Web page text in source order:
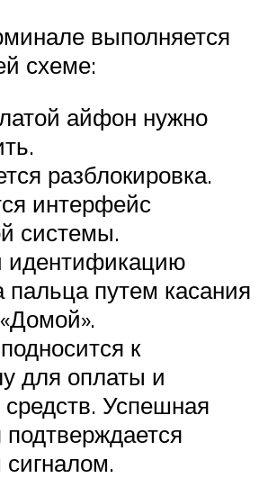
выполняется
схеме:
айфон нужно
разблокировка.
интерфейс
системы.
идентификацию
пальца путем касания
к
для оплаты и
Успешная